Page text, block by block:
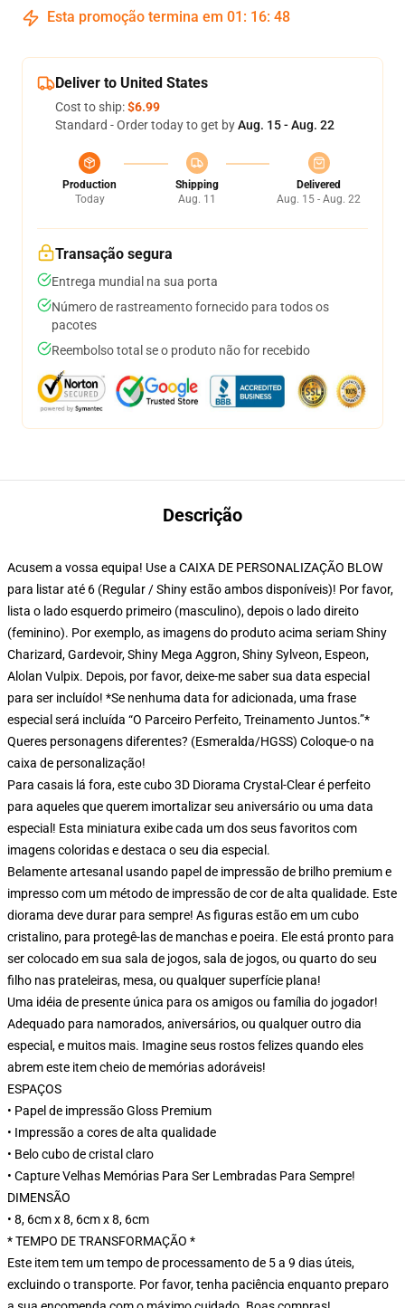
Esta promoção termina em 01 : 16: 47
Deliver to United States
Cost to ship:$6.99
Standard - Order today to get byAug. 15 - Aug. 22
Production
Today
Shipping
Aug. 11
Delivered
Aug. 15 - Aug. 22
Transação segura
Entrega mundial na sua porta
Número de rastreamento fornecido para todos os
pacotes
Reembolso total se o produto não for recebido
Descrição
Acusem a vossa equipa! Use a CAIXA DE PERSONALIZAÇÃO BLOW
para listar até 6 (Regular / Shiny estão ambos disponíveis)! Por favor,
lista o lado esquerdo primeiro (masculino), depois o lado direito
(feminino). Por exemplo, as imagens do produto acima seriam Shiny
Charizard, Gardevoir, Shiny Mega Aggron, Shiny Sylveon, Espeon,
Alolan Vulpix. Depois, por favor, deixe-me saber sua data especial
para ser incluído! *Se nenhuma data for adicionada, uma frase
especial será incluída “O Parceiro Perfeito, Treinamento Juntos.”*
Queres personagens diferentes? (Esmeralda/HGSS) Coloque-o na
caixa de personalização!
Para casais lá fora, este cubo 3D Diorama Crystal-Clear é perfeito
para aqueles que querem imortalizar seu aniversário ou uma data
especial! Esta miniatura exibe cada um dos seus favoritos com
imagens coloridas e destaca o seu dia especial.
Belamente artesanal usando papel de impressão de brilho premium e
impresso com um método de impressão de cor de alta qualidade. Este
diorama deve durar para sempre! As figuras estão em um cubo
cristalino, para protegê-las de manchas e poeira. Ele está pronto para
ser colocado em sua sala de jogos, sala de jogos, ou quarto do seu
filho nas prateleiras, mesa, ou qualquer superfície plana!
Uma idéia de presente única para os amigos ou família do jogador!
Adequado para namorados, aniversários, ou qualquer outro dia
especial, e muitos mais. Imagine seus rostos felizes quando eles
abrem este item cheio de memórias adoráveis!
ESPAÇOS
• Papel de impressão Gloss Premium
• Impressão a cores de alta qualidade
• Belo cubo de cristal claro
• Capture Velhas Memórias Para Ser Lembradas Para Sempre!
DIMENSÃO
• 8, 6cm x 8, 6cm x 8, 6cm
* TEMPO DE TRANSFORMAÇÃO *
Este item tem um tempo de processamento de 5 a 9 dias úteis,
excluindo o transporte. Por favor, tenha paciência enquanto preparo